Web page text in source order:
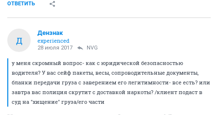
ОТВЕТИТЬ
Д
Дензнак
experienced
28 июля 2017 NVG
у меня скромный вопрос- как с юридической безопасностью
водителя? У вас сейф пакеты, весы, сопроводительные документы,
бланки передачи груза с заверением его легитимности- все есть? или
завтра вас полиция скрутит с доставкой наркоты? /клиент подаст в
суд на "хищение" груза/его части